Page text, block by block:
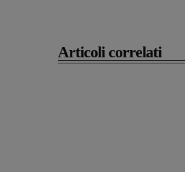
Articoli correlati